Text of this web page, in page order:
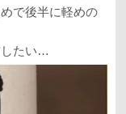
で後半に軽めの
したい…